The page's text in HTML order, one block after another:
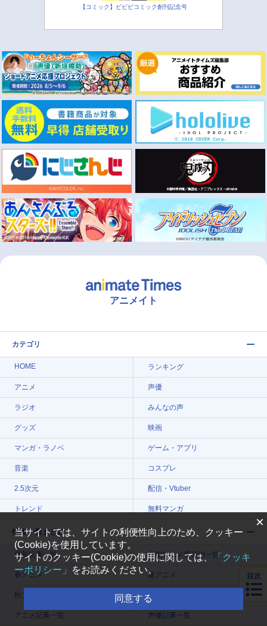
【コミック】ビビビコミック創刊記念号
アニメイト
カテゴリ
HOME ランキング
アニメ 声優
ラジオ みんなの声
グッズ 映画
マンガ・ラノベ ゲーム・アプリ
音楽 コスプレ
2.5次元 配信・Vtuber
トレンド 無料マンガ
特集/一覧まとめ
最新記事一覧 今期アニメ曜日別一覧
春アニメ 夏アニメ
秋アニメ 冬アニメ
アニメ記事一覧 声優記事一覧
目次
×
当サイトでは、サイトの利便性向上のため、クッキー
(Cookie)を使用しています。
サイトのクッキー(Cookie)の使用に関しては、「クッキ
ーポリシー」
をお読みください。
同意する